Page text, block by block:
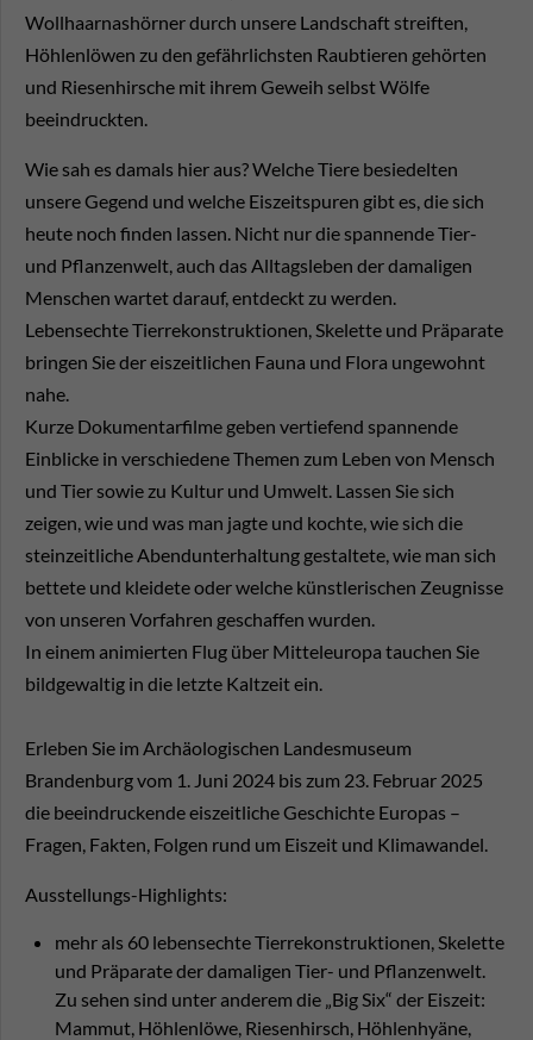
Wollhaarnashörner durch unsere Landschaft streiften,
Höhlenlöwen zu den gefährlichsten Raubtieren gehörten
und Riesenhirsche mit ihrem Geweih selbst Wölfe
beeindruckten.
Wie sah es damals hier aus? Welche Tiere besiedelten
unsere Gegend und welche Eiszeitspuren gibt es, die sich
heute noch finden lassen. Nicht nur die spannende Tier-
und Pflanzenwelt, auch das Alltagsleben der damaligen
Menschen wartet darauf, entdeckt zu werden.
Lebensechte Tierrekonstruktionen, Skelette und Präparate
bringen Sie der eiszeitlichen Fauna und Flora ungewohnt
nahe.
Kurze Dokumentarfilme geben vertiefend spannende
Einblicke in verschiedene Themen zum Leben von Mensch
und Tier sowie zu Kultur und Umwelt. Lassen Sie sich
zeigen, wie und was man jagte und kochte, wie sich die
steinzeitliche Abendunterhaltung gestaltete, wie man sich
bettete und kleidete oder welche künstlerischen Zeugnisse
von unseren Vorfahren geschaffen wurden.
In einem animierten Flug über Mitteleuropa tauchen Sie
bildgewaltig in die letzte Kaltzeit ein.
Erleben Sie im Archäologischen Landesmuseum
Brandenburg vom 1. Juni 2024 bis zum 23. Februar 2025
die beeindruckende eiszeitliche Geschichte Europas –
Fragen, Fakten, Folgen rund um Eiszeit und Klimawandel.
Ausstellungs-Highlights:
mehr als 60 lebensechte Tierrekonstruktionen, Skelette
und Präparate der damaligen Tier- und Pflanzenwelt.
Zu sehen sind unter anderem die „Big Six“ der Eiszeit:
Mammut, Höhlenlöwe, Riesenhirsch, Höhlenhyäne,